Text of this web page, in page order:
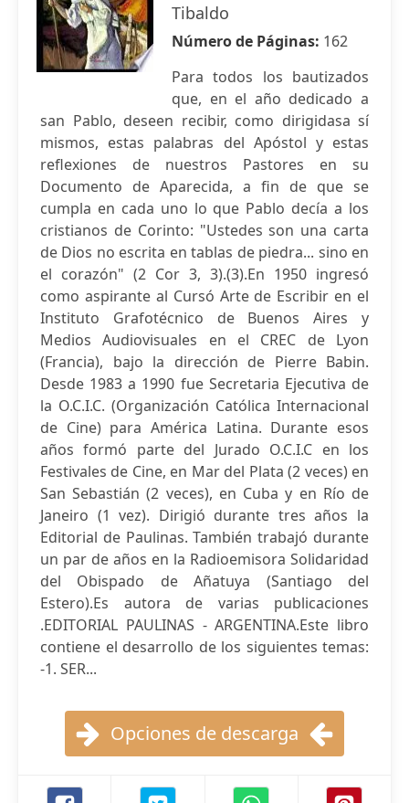
Tibaldo
Número de Páginas: 162
Para todos los bautizados
que, en el año dedicado a
san Pablo, deseen recibir, como dirigidasa sí
mismos, estas palabras del Apóstol y estas
reflexiones de nuestros Pastores en su
Documento de Aparecida, a fin de que se
cumpla en cada uno lo que Pablo decía a los
cristianos de Corinto: "Ustedes son una carta
de Dios no escrita en tablas de piedra... sino en
el corazón" (2 Cor 3, 3).(3).En 1950 ingresó
como aspirante al Cursó Arte de Escribir en el
Instituto Grafotécnico de Buenos Aires y
Medios Audiovisuales en el CREC de Lyon
(Francia), bajo la dirección de Pierre Babin.
Desde 1983 a 1990 fue Secretaria Ejecutiva de
la O.C.I.C. (Organización Católica Internacional
de Cine) para América Latina. Durante esos
años formó parte del Jurado O.C.I.C en los
Festivales de Cine, en Mar del Plata (2 veces) en
San Sebastián (2 veces), en Cuba y en Río de
Janeiro (1 vez). Dirigió durante tres años la
Editorial de Paulinas. También trabajó durante
un par de años en la Radioemisora Solidaridad
del Obispado de Añatuya (Santiago del
Estero).Es autora de varias publicaciones
.EDITORIAL PAULINAS - ARGENTINA.Este libro
contiene el desarrollo de los siguientes temas:
-1. SER...
Opciones de descarga